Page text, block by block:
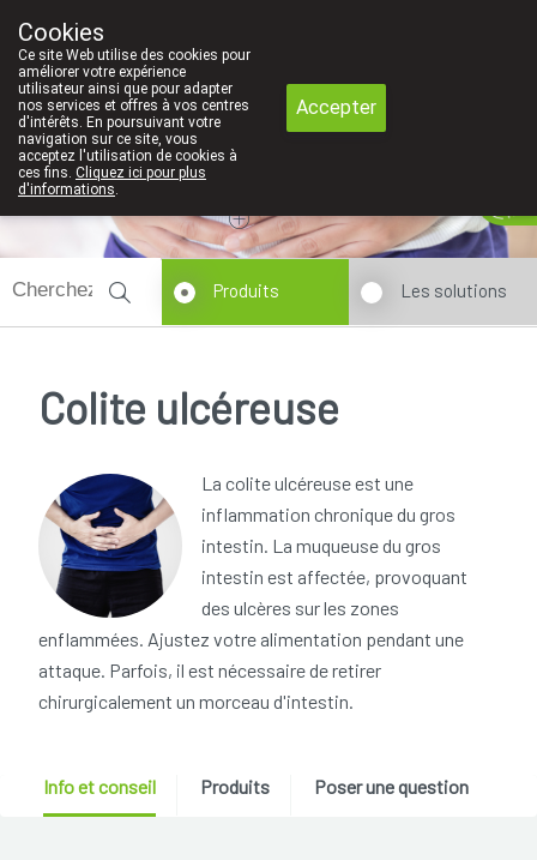
010/416070
Aujourd'hui A présent
Produits Les solutions
Colite ulcéreuse
La colite ulcéreuse est une
inflammation chronique du gros
intestin. La muqueuse du gros
intestin est affectée, provoquant
des ulcères sur les zones
enflammées. Ajustez votre alimentation pendant une
attaque. Parfois, il est nécessaire de retirer
chirurgicalement un morceau d'intestin.
Info et conseil Produits Poser une question
Cookies
Ce site Web utilise des cookies pour
améliorer votre expérience
utilisateur ainsi que pour adapter
nos services et offres à vos centres
d'intérêts. En poursuivant votre
navigation sur ce site, vous
acceptez l'utilisation de cookies à
ces fins. Cliquez ici pour plus
d'informations.
Accepter